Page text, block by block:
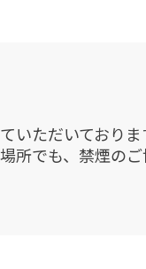
いただいておりま
所でも、禁煙の